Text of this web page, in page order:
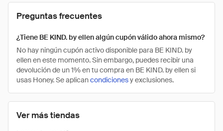
Ver más tiendas
Preguntas frecuentes
¿Tiene BE KIND. by ellen algún cupón válido ahora mismo?
No hay ningún cupón activo disponible para BE KIND. by
ellen en este momento. Sin embargo, puedes recibir una
devolución de un 1% en tu compra en BE KIND. by ellen si
usas Honey. Se aplicancondicionesy exclusiones.